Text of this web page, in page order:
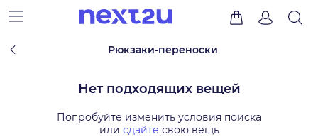
Рюкзаки-переноски
Нет подходящих вещей
Попробуйте изменить условия поиска
или сдайте свою вещь